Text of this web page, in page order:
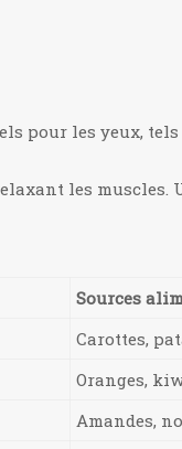
pour les yeux,
les muscles.
Sources
Carottes,
Oranges,
Amandes,